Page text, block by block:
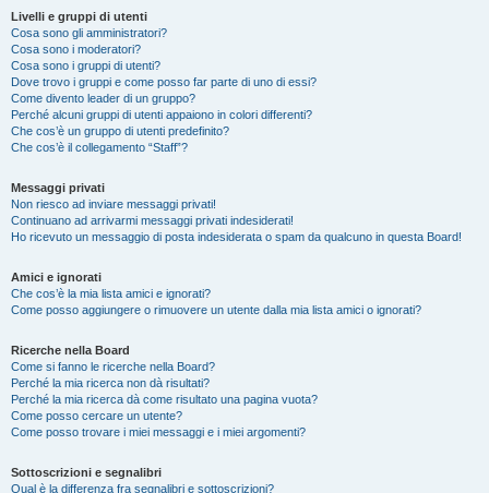
Livelli e gruppi di utenti
Cosa sono gli amministratori?
Cosa sono i moderatori?
Cosa sono i gruppi di utenti?
Dove trovo i gruppi e come posso far parte di uno di essi?
Come divento leader di un gruppo?
Perché alcuni gruppi di utenti appaiono in colori differenti?
Che cos’è un gruppo di utenti predefinito?
Che cos’è il collegamento “Staff”?
Messaggi privati
Non riesco ad inviare messaggi privati!
Continuano ad arrivarmi messaggi privati indesiderati!
Ho ricevuto un messaggio di posta indesiderata o spam da qualcuno in questa Board!
Amici e ignorati
Che cos’è la mia lista amici e ignorati?
Come posso aggiungere o rimuovere un utente dalla mia lista amici o ignorati?
Ricerche nella Board
Come si fanno le ricerche nella Board?
Perché la mia ricerca non dà risultati?
Perché la mia ricerca dà come risultato una pagina vuota?
Come posso cercare un utente?
Come posso trovare i miei messaggi e i miei argomenti?
Sottoscrizioni e segnalibri
Qual è la differenza fra segnalibri e sottoscrizioni?